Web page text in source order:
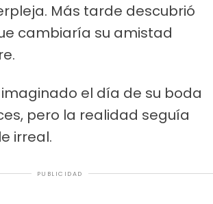
Más tarde descubrió
cambiaría su amistad
el día de su boda
pero la realidad seguía
irreal.
PUBLICIDAD